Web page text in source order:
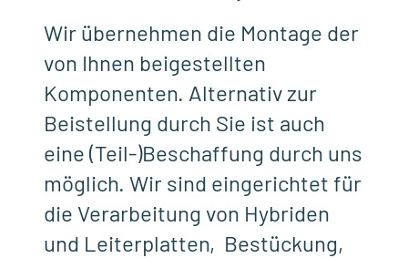
Wir übernehmen die Montage der
von Ihnen beigestellten
Komponenten. Alternativ zur
Beistellung durch Sie ist auch
eine (Teil-)Beschaffung durch uns
möglich. Wir sind eingerichtet für
die Verarbeitung von Hybriden
und Leiterplatten, Bestückung,